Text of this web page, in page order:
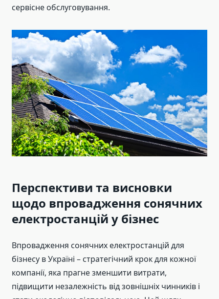
сервісне обслуговування.
Перспективи та висновки
щодо впровадження сонячних
електростанцій у бізнес
Впровадження сонячних електростанцій для
бізнесу в Україні – стратегічний крок для кожної
компанії, яка прагне зменшити витрати,
підвищити незалежність від зовнішніх чинників і